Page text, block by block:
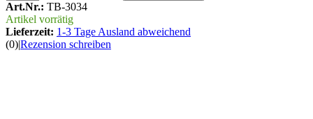
Art.Nr.: TB-3034
Artikel vorrätig
Lieferzeit: 1-3 Tage Ausland abweichend
(0)|Rezension schreiben